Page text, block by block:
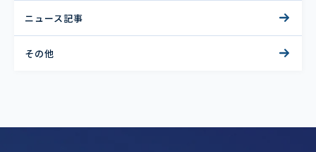
ニュース記事
その他